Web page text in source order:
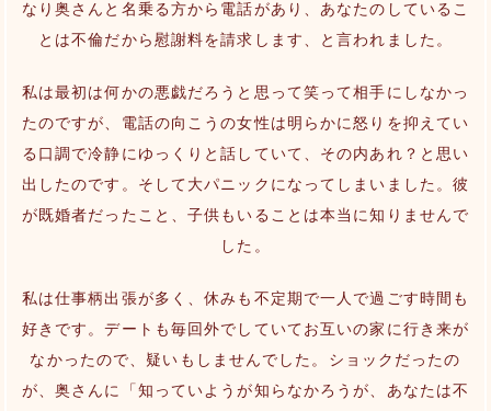
なり奥さんと名乗る方から電話があり、あなたのしているこ
とは不倫だから慰謝料を請求します、と言われました。
私は最初は何かの悪戯だろうと思って笑って相手にしなかっ
たのですが、電話の向こうの女性は明らかに怒りを抑えてい
る口調で冷静にゆっくりと話していて、その内あれ？と思い
出したのです。そして大パニックになってしまいました。彼
が既婚者だったこと、子供もいることは本当に知りませんで
した。
私は仕事柄出張が多く、休みも不定期で一人で過ごす時間も
好きです。デートも毎回外でしていてお互いの家に行き来が
なかったので、疑いもしませんでした。ショックだったの
が、奥さんに「知っていようが知らなかろうが、あなたは不